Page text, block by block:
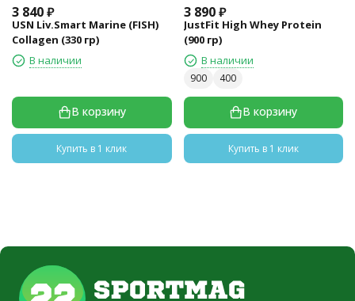
3 840₽
USN Liv.Smart Marine (FISH)
Collagen (330 гр)
В наличии
В корзину
Купить в 1 клик
3 890 ₽
JustFit High Whey Protein
(900 гр)
В наличии
900 400
В корзину
Купить в 1 клик